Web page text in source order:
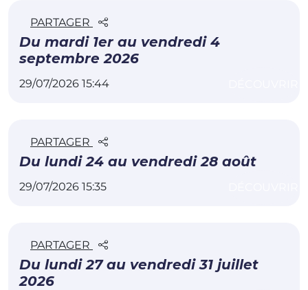
PARTAGER
Du mardi 1er au vendredi 4
septembre 2026
29/07/2026 15:44
PARTAGER
Du lundi 24 au vendredi 28 août
29/07/2026 15:35
PARTAGER
Du lundi 27 au vendredi 31 juillet
2026